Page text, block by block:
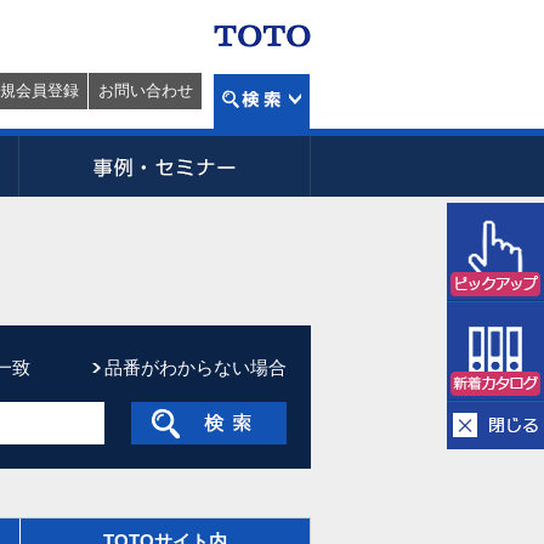
会員登録 お問い合わせ
致 品番がわからない場合